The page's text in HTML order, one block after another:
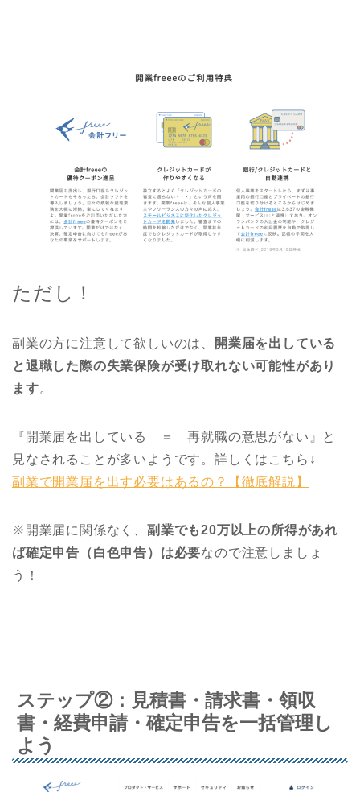
ただし！
副業の方に注意して欲しいのは、
開業届を出している
と退職した際の失業保険が受け取れない可能性があり
ます。
『開業届を出している ＝ 再就職の意思がない』と
見なされることが多いようです。詳しくはこちら↓
副業で開業届を出す必要はあるの？【徹底解説】
※開業届に関係なく、 副業でも20万以上の所得があれ
ば確定申告（白色申告）は必要なので注意しましょ
う！
ステップ②：見積書・請求書・領収
書・経費申請・確定申告を一括管理し
よう